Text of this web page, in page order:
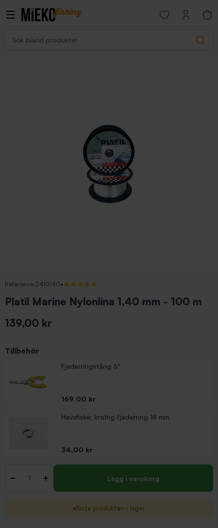
Search
Open favorites
Reference 2410140•5/5 (1 recensioner)
Platil Marine Nylonlina 1,40 mm - 100 m
139,00 kr
Tillbehör
Fjäderringstång 6"
Pris
169,00 kr
Havsfiske, kraftig fjäderring 18 mm
Pris
34,00 kr
- + Lägg i varukorg
Sista produkten i lager